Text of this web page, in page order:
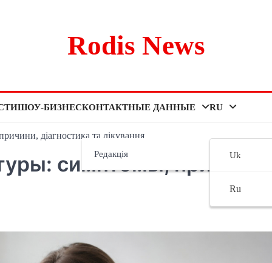
Rodis News
ШОУ-БИЗНЕСКОНТАКТНЫЕ ДАННЫЕ
Редакція
RU
Uk
Ru
діагностика та лікування
симптомы, причины,